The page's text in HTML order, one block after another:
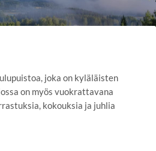
joka on kyläläisten
on myös vuokrattavana
kokouksia ja juhlia